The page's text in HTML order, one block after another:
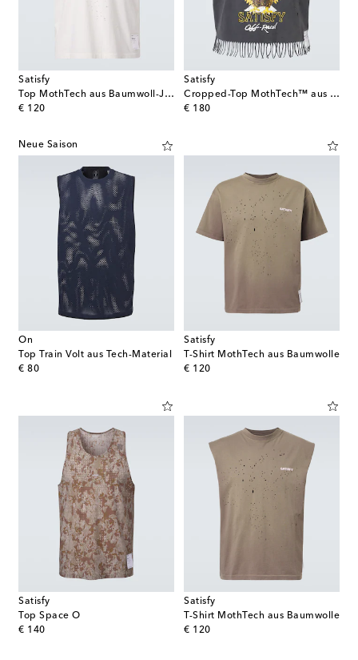
Satisfy
Top MothTech aus Baumwoll-Jersey
€ 120
original price
Satisfy
Cropped-Top MothTech™ aus Baumwoll-Jersey
€ 180
original price
Neue Saison
On
Top Train Volt aus Tech-Material
€ 80
original price
Satisfy
T-Shirt MothTech aus Baumwolle
€ 120
original price
Satisfy
Top Space O
€ 140
original price
Satisfy
T-Shirt MothTech aus Baumwolle
€ 120
original price